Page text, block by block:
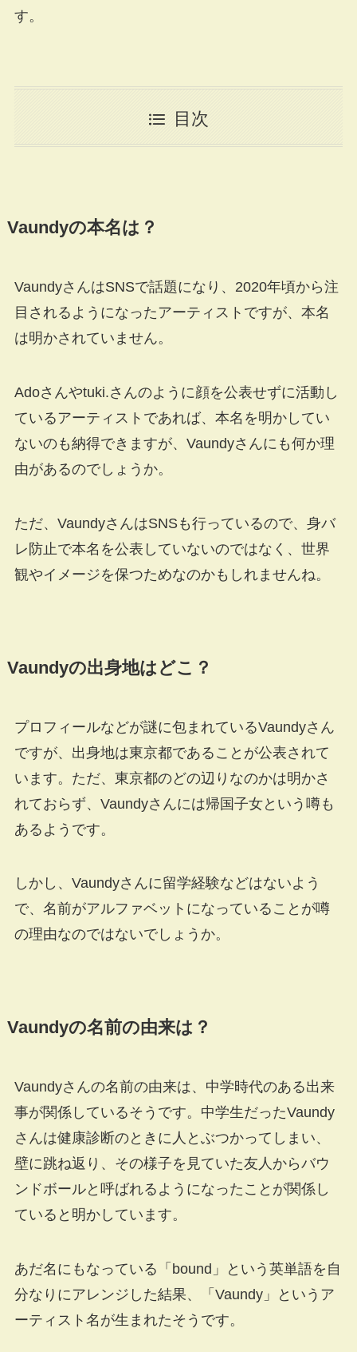
す。
目次
Vaundyの本名は？
VaundyさんはSNSで話題になり、2020年頃から注
目されるようになったアーティストですが、本名
は明かされていません。
Adoさんやtuki.さんのように顔を公表せずに活動し
ているアーティストであれば、本名を明かしてい
ないのも納得できますが、Vaundyさんにも何か理
由があるのでしょうか。
ただ、VaundyさんはSNSも行っているので、身バ
レ防止で本名を公表していないのではなく、世界
観やイメージを保つためなのかもしれませんね。
Vaundyの出身地はどこ？
プロフィールなどが謎に包まれているVaundyさん
ですが、出身地は東京都であることが公表されて
います。ただ、東京都のどの辺りなのかは明かさ
れておらず、Vaundyさんには帰国子女という噂も
あるようです。
しかし、Vaundyさんに留学経験などはないよう
で、名前がアルファベットになっていることが噂
の理由なのではないでしょうか。
Vaundyの名前の由来は？
Vaundyさんの名前の由来は、中学時代のある出来
事が関係しているそうです。中学生だったVaundy
さんは健康診断のときに人とぶつかってしまい、
壁に跳ね返り、その様子を見ていた友人からバウ
ンドボールと呼ばれるようになったことが関係し
ていると明かしています。
あだ名にもなっている「bound」という英単語を自
分なりにアレンジした結果、「Vaundy」というア
ーティスト名が生まれたそうです。